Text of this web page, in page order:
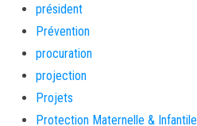
président
Prévention
procuration
projection
Projets
Protection Maternelle & Infantile